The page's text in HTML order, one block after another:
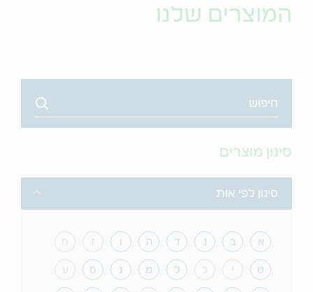
המוצרים שלנו
Search
סינון מוצרים
סינון לפי אות Toggle
א ב ג ד ה ז ח
ט י כ ל מ נ ס ע